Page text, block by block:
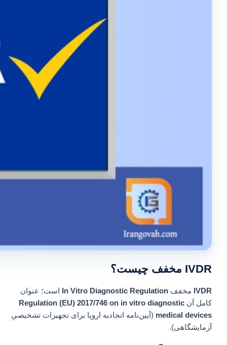
IVDR مخفف چیست؟
IVDRمخفف In Vitro Diagnostic Regulationاست؛ عنوان
کامل آنRegulation (EU) 2017/746 on in vitro diagnostic
medical devices(آیین‌نامه اتحادیه اروپا برای تجهیزات تشخیصیِ
آزمایشگاهی).